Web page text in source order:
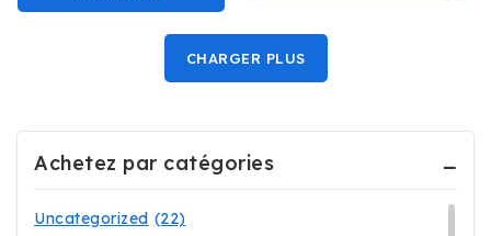
CHARGER PLUS
Achetez par catégories
Uncategorized (22)